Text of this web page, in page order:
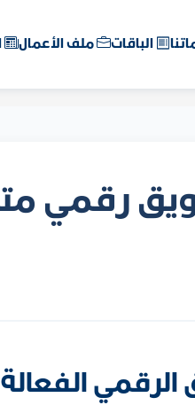
الباقات ملف الأعمال
رقمي
الفعالة